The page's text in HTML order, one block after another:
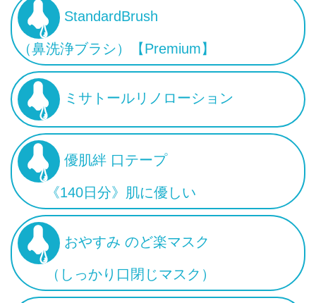
StandardBrush
（鼻洗浄ブラシ）【Premium】
ミサトールリノローション
優肌絆 口テープ
《140日分》肌に優しい
おやすみ のど楽マスク
（しっかり口閉じマスク）